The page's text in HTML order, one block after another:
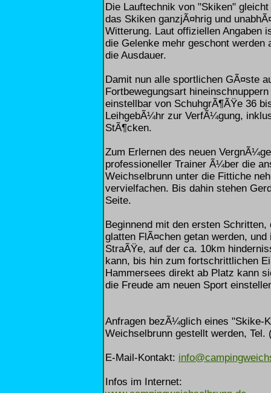
Die Lauftechnik von "Skiken"
das Skiken ganzjÃ¤hrig und
Witterung. Laut offiziellen Angaben
die Gelenke mehr geschont werden
die Ausdauer.
Damit nun alle sportlichen GÃ¤ste
Fortbewegungsart
einstellbar von SchuhgrÃ¶ÃŸe 36
LeihgebÃ¼hr zur VerfÃ¼gung,
StÃ¶cken.
Zum Erlernen des neuen
professioneller Trainer Ã¼ber die
Weichselbrunn unter die Fittiche
vervielfachen. Bis dahin stehen
Seite.
Beginnend mit den ersten
glatten FlÃ¤chen getan werden,
StraÃŸe, auf der ca. 10km
kann, bis hin zum fortschrittlichen
Hammersees direkt ab Platz kann
die Freude am neuen Sport
Anfragen bezÃ¼glich eines "Skike-
Weichselbrunn gestellt werden, Tel.
E-Mail-Kontakt:
Infos im Internet: